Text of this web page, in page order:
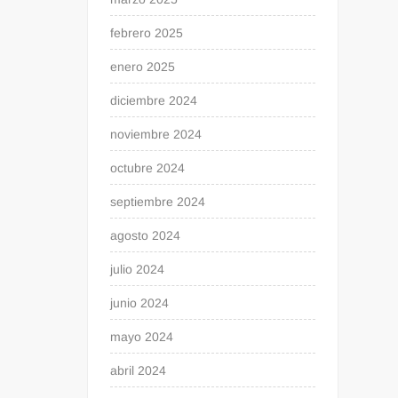
febrero 2025
enero 2025
diciembre 2024
noviembre 2024
octubre 2024
septiembre 2024
agosto 2024
julio 2024
junio 2024
mayo 2024
abril 2024